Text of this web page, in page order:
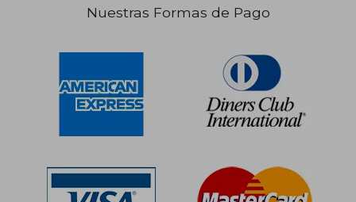
55%
dcto.
Nuestras Formas de Pago